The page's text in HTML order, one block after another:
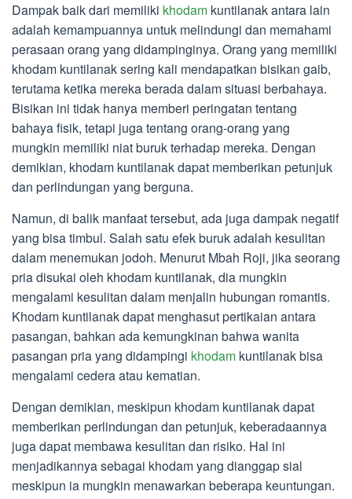
Dampak baik dari memiliki khodam kuntilanak antara lain
adalah kemampuannya untuk melindungi dan memahami
perasaan orang yang didampinginya. Orang yang memiliki
khodam kuntilanak sering kali mendapatkan bisikan gaib,
terutama ketika mereka berada dalam situasi berbahaya.
Bisikan ini tidak hanya memberi peringatan tentang
bahaya fisik, tetapi juga tentang orang-orang yang
mungkin memiliki niat buruk terhadap mereka. Dengan
demikian, khodam kuntilanak dapat memberikan petunjuk
dan perlindungan yang berguna.
Namun, di balik manfaat tersebut, ada juga dampak negatif
yang bisa timbul. Salah satu efek buruk adalah kesulitan
dalam menemukan jodoh. Menurut Mbah Roji, jika seorang
pria disukai oleh khodam kuntilanak, dia mungkin
mengalami kesulitan dalam menjalin hubungan romantis.
Khodam kuntilanak dapat menghasut pertikaian antara
pasangan, bahkan ada kemungkinan bahwa wanita
pasangan pria yang didampingi khodam kuntilanak bisa
mengalami cedera atau kematian.
Dengan demikian, meskipun khodam kuntilanak dapat
memberikan perlindungan dan petunjuk, keberadaannya
juga dapat membawa kesulitan dan risiko. Hal ini
menjadikannya sebagai khodam yang dianggap sial
meskipun ia mungkin menawarkan beberapa keuntungan.